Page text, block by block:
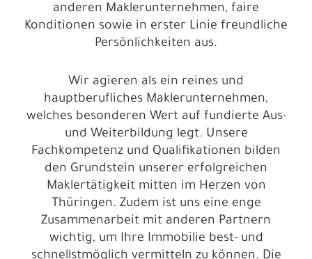
anderen Maklerunternehmen, faire
Konditionen sowie in erster Linie freundliche
Persönlichkeiten aus.
Wir agieren als ein reines und
hauptberufliches Maklerunternehmen,
welches besonderen Wert auf fundierte Aus-
und Weiterbildung legt. Unsere
Fachkompetenz und Qualifikationen bilden
den Grundstein unserer erfolgreichen
Maklertätigkeit mitten im Herzen von
Thüringen. Zudem ist uns eine enge
Zusammenarbeit mit anderen Partnern
wichtig, um Ihre Immobilie best- und